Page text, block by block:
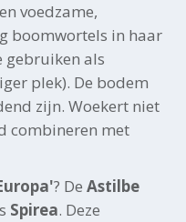
voedzame,
boomwortels in haar
gebruiken als
plek). De bodem
zijn. Woekert niet
combineren met
? De Astilbe
Spirea. Deze